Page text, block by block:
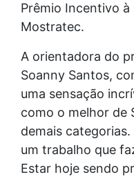
Prêmio Incentivo
Mostratec.
A orientadora do
Soanny Santos,
uma sensação
como o melhor de
demais
um trabalho que
Estar hoje sendo